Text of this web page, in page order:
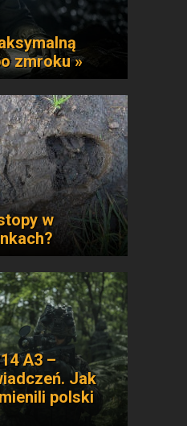
zmroku »
w
A3 –
Jak
polski